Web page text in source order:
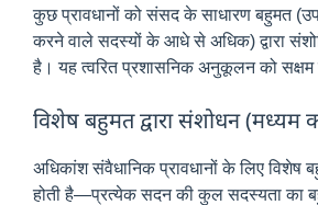
कुछ प्रावधानों को संसद के साधारण बहुमत
करने वाले सदस्यों के आधे से अधिक) द्वारा
है। यह त्वरित प्रशासनिक अनुकूलन को सक्षम
विशेष बहुमत द्वारा संशोधन (मध्यम
अधिकांश संवैधानिक प्रावधानों के लिए विशेष
होती है—प्रत्येक सदन की कुल सदस्यता का